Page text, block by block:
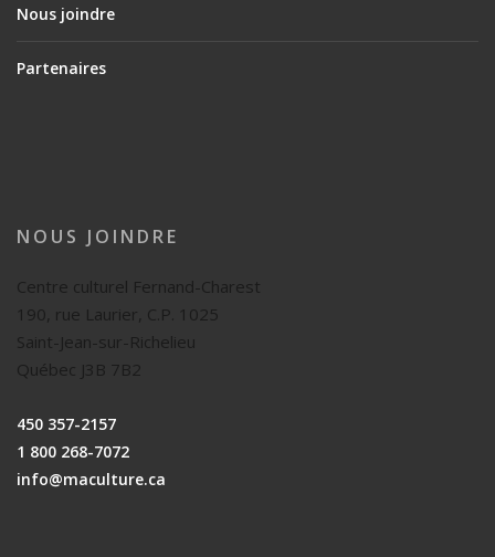
Nous joindre
Partenaires
NOUS JOINDRE
Centre culturel Fernand-Charest
190, rue Laurier, C.P. 1025
Saint-Jean-sur-Richelieu
Québec J3B 7B2
450 357-2157
1 800 268-7072
info@maculture.ca